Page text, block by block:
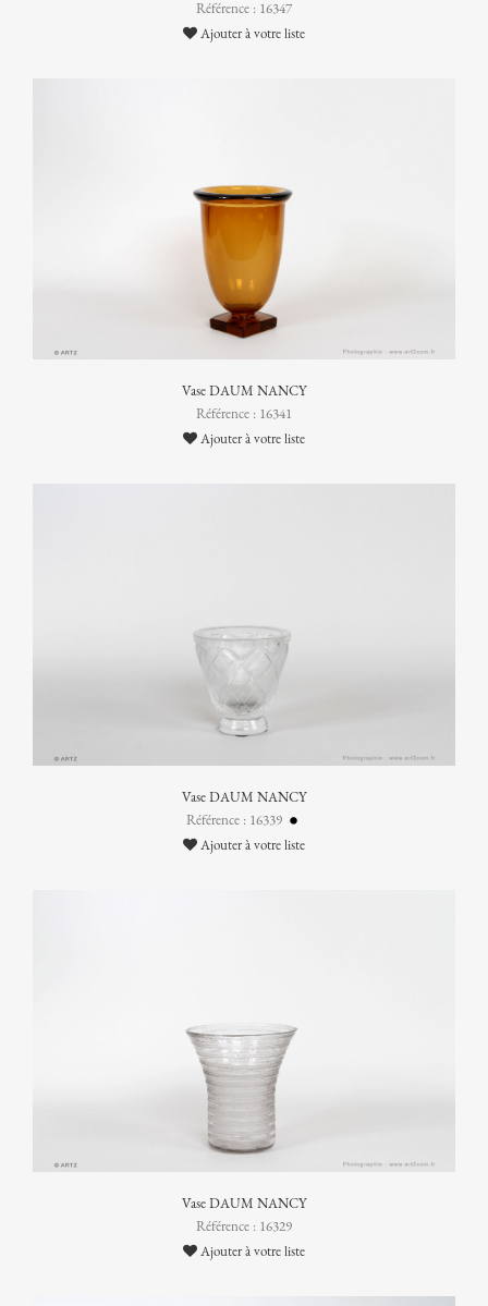
Référence : 16347
Ajouter à votre liste
Vase DAUM NANCY
Référence : 16341
Ajouter à votre liste
Vase DAUM NANCY
Référence : 16339
Ajouter à votre liste
Vase DAUM NANCY
Référence : 16329
Ajouter à votre liste